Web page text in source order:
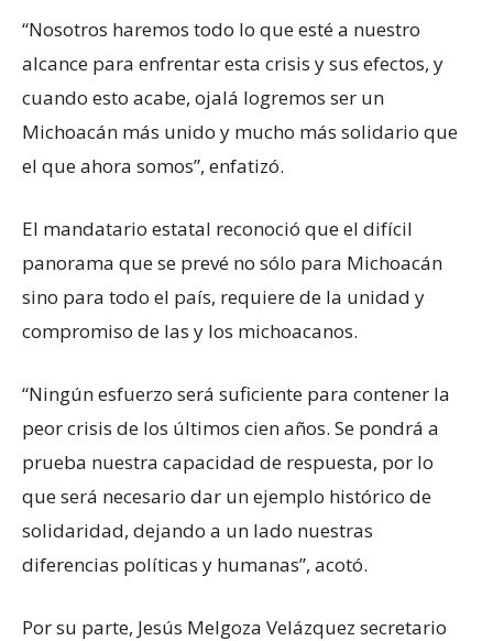
“Nosotros haremos todo lo que esté a nuestro
alcance para enfrentar esta crisis y sus efectos, y
cuando esto acabe, ojalá logremos ser un
Michoacán más unido y mucho más solidario que
el que ahora somos”, enfatizó.
El mandatario estatal reconoció que el difícil
panorama que se prevé no sólo para Michoacán
sino para todo el país, requiere de la unidad y
compromiso de las y los michoacanos.
“Ningún esfuerzo será suficiente para contener la
peor crisis de los últimos cien años. Se pondrá a
prueba nuestra capacidad de respuesta, por lo
que será necesario dar un ejemplo histórico de
solidaridad, dejando a un lado nuestras
diferencias políticas y humanas”, acotó.
Por su parte, Jesús Melgoza Velázquez secretario